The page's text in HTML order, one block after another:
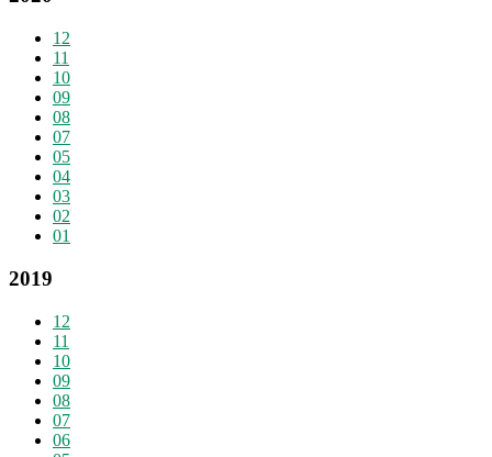
12
11
10
09
08
07
05
04
03
02
01
2019
12
11
10
09
08
07
06